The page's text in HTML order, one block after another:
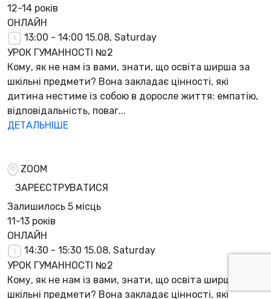
12-14 років
ОНЛАЙН
13:00 - 14:00 15.08, Saturday
УРОК ГУМАННОСТІ №2
Кому, як не нам із вами, знати, що освіта ширша за
шкільні предмети? Вона закладає цінності, які
дитина нестиме із собою в доросле життя: емпатію,
відповідальність, поваг...
ДЕТАЛЬНІШЕ
ZOOM
ЗАРЕЄСТРУВАТИСЯ
Залишилось 5 місць
11-13 років
ОНЛАЙН
14:30 - 15:30 15.08, Saturday
УРОК ГУМАННОСТІ №2
Кому, як не нам із вами, знати, що освіта ширша за
шкільні предмети? Вона закладає цінності, які